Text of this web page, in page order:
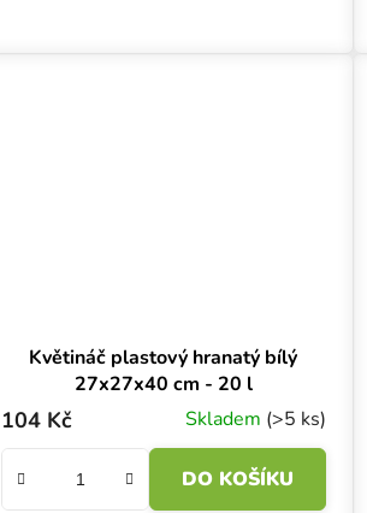
Květináč plastový hranatý bílý
27x27x40 cm - 20 l
Skladem (>5 ks)
104 Kč
DO KOŠÍKU